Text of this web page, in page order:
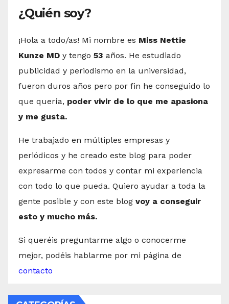
¿Quién soy?
¡Hola a todo/as! Mi nombre es Miss Nettie
Kunze MD y tengo 53 años. He estudiado
publicidad y periodismo en la universidad,
fueron duros años pero por fin he conseguido lo
que quería, poder vivir de lo que me apasiona
y me gusta.
He trabajado en múltiples empresas y
periódicos y he creado este blog para poder
expresarme con todos y contar mi experiencia
con todo lo que pueda. Quiero ayudar a toda la
gente posible y con este blog voy a conseguir
esto y mucho más.
Si queréis preguntarme algo o conocerme
mejor, podéis hablarme por mi página de
contacto